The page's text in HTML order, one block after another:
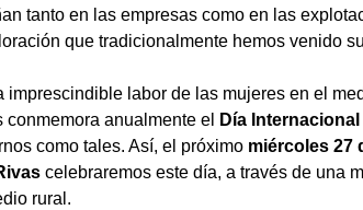
tanto en las empresas como en las
que tradicionalmente hemos venido
imprescindible labor de las mujeres en el
anualmente el
Día
como tales. Así, el próximo miércoles 27
celebraremos este día, a través de una
rural.